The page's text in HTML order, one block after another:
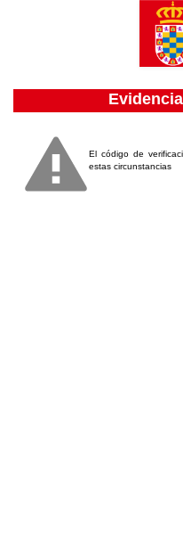
El código de
estas circunstancias